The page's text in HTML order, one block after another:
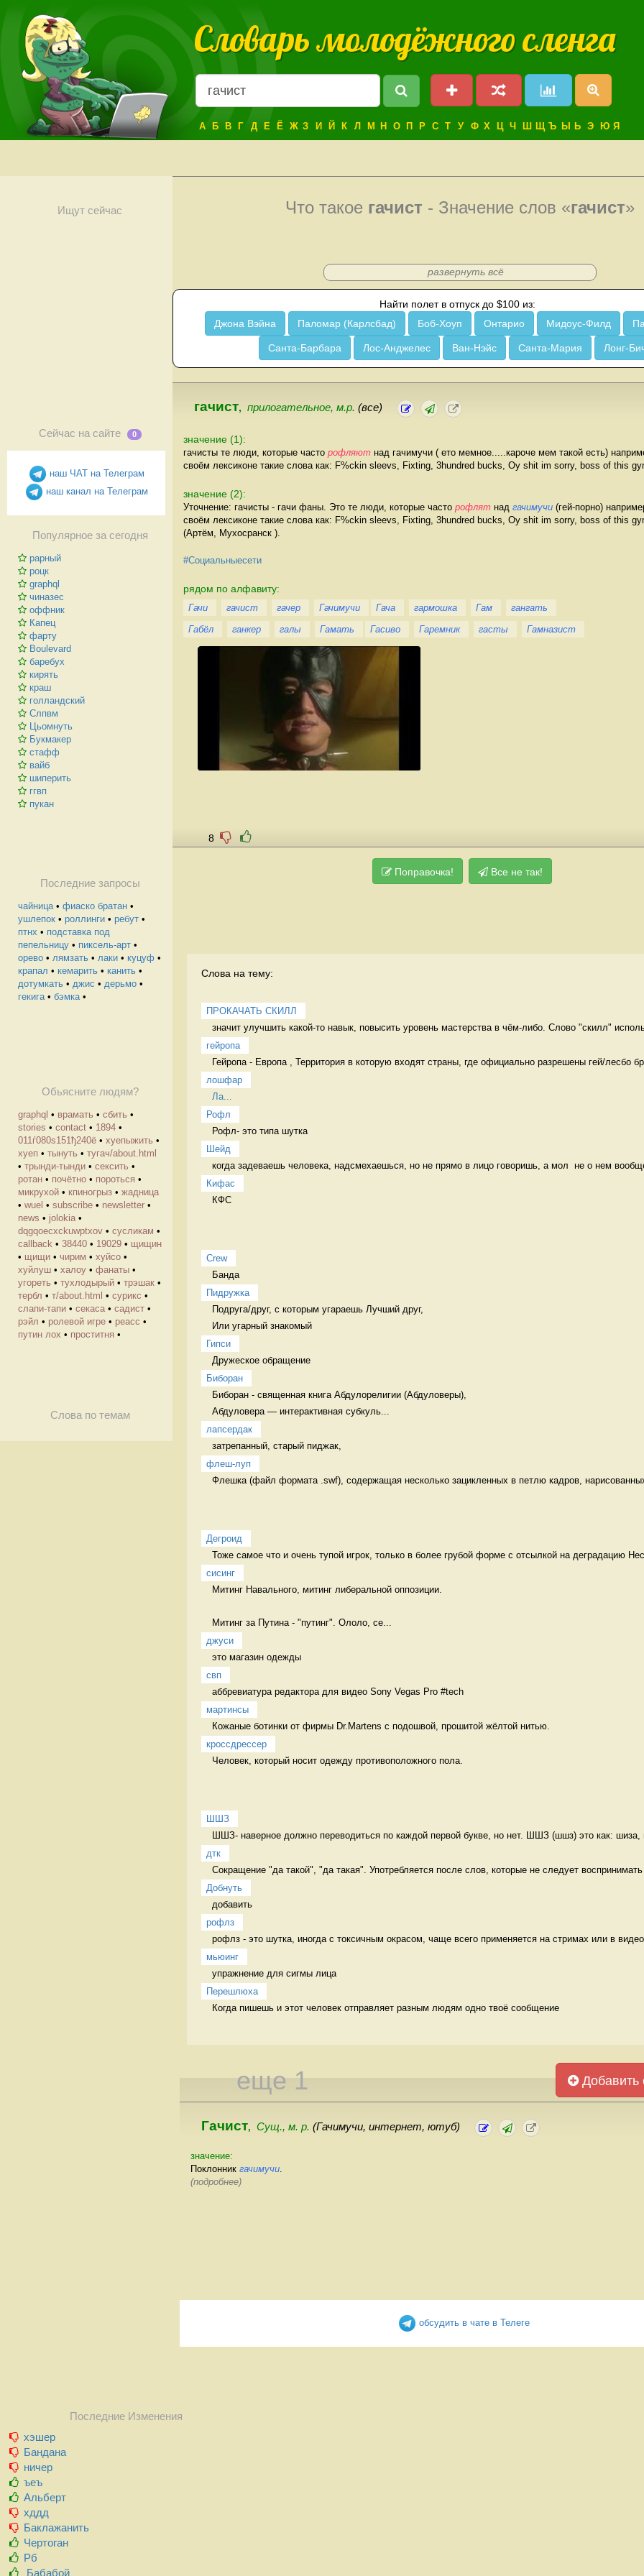
Словарь молодёжного сленга
А Б В Г Д Е Ё Ж З И Й К Л М Н О П Р С Т У Ф Х Ц Ч Ш Щ Ъ Ы Ь Э Ю Я
Ищут сейчас
Сейчас на сайте 0
наш ЧАТ на Телеграм
наш канал на Телеграм
Популярное за сегодня
рарный
роцк
graphql
чиназес
оффник
Капец
фарту
Boulevard
баребух
кирять
краш
голландский
Слпвм
Цьомнуть
Букмакер
стафф
вайб
шиперить
ггвп
пукан
Последние запросы
чайница• фиаско братан •
ушлепок • роллинги • ребут •
птнх • подставка под
пепельницу • пиксель-арт •
орево • лямзать • лаки • куцуф •
крапал • кемарить • канить •
дотумкать • джис • дерьмо •
гекига• бэмка•
Обьясните людям?
graphql • врамать • сбить •
stories • contact • 1894 •
011ѓ080ѕ151ђ240ё • хуепыжить •
хуеп • тынуть • тугач/about.html
• трынди-тынди • сексить •
ротан • почётно • пороться •
микрухой • кпиногрыз • жадница
• wuel • subscribe • newsletter •
news • jolokia •
dqgqoecxckuwptxov • cусликам •
callback • 38440 • 19029 • щищин
• щищи • чирим • хуйсо •
хуйлуш • халоу • фанаты •
угореть • тухлодырый • трэшак •
тербл • т/about.html • сурикс •
слапи-тапи • секаса • садист •
рэйл • ролевой игре • реасс •
путин лох • проститня •
Слова по темам
Что такое гачист - Значение слов «гачист»
развернуть всё
Найти полет в отпуск до $100 из:
Джона Вэйна
Паломар (Карлсбад) Боб-Хоуп Онтарио Мидоус-Филд
Санта-Барбара Лос-Анджелес Ван-Нэйс Санта-Мария Лонг-
гачист, прилогательное, м.р. (все)
значение (1):
гачисты те люди, которые часто рофляют над гачимучи ( ето мемное.....кароче мем такой есть)
своём лексиконе такие слова как: F%ckin sleevs, Fixting, 3hundred bucks, Oy shit im sorry, boss of this
значение (2):
Уточнение: гачисты - гачи фаны. Это те люди, которые часто рофлят над гачимучи (гей-порно)
своём лексиконе такие слова как: F%ckin sleevs, Fixting, 3hundred bucks, Oy shit im sorry, boss of this
(Артём, Мухосранск ).
#Социальныесети
рядом по алфавиту:
Гачи гачист гачер Гачимучи Гача гармошка Гам
гангать
Габёл
ганкер галы Гамать Гасиво Гаремник гасты Гамназист
8
Поправочка! Все не так!
Слова на тему:
ПРОКАЧАТЬ СКИЛЛ
значит улучшить какой-то навык, повысить уровень мастерства в чём-либо. Слово "скилл"
гейропа
Гейропа - Европа , Территория в которую входят страны, где официально разрешены гей/лесбо
лошфар
Ла...
Рофл
Рофл- это типа шутка
Шейд
когда задеваешь человека, надсмехаешься, но не прямо в лицо говоришь, а мол  не о нем
Кифас
КФС
Crew
Банда
Пидружка
Подруга/друг, с которым угараешь Лучший друг,
Или угарный знакомый
Гипси
Дружеское обращение
Биборан
Биборан - священная книга Абдулорелигии (Абдуловеры),
Абдуловера — интерактивная субкуль...
лапсердак
затрепанный, старый пиджак,
флеш-луп
Флешка (файл формата .swf), содержащая несколько зацикленных в петлю кадров,
Дегроид
Тоже самое что и очень тупой игрок, только в более грубой форме с отсылкой на деградацию
сисинг
Митинг Навального, митинг либеральной оппозиции.
Митинг за Путина - "путинг". Ололо, се...
джуси
это магазин одежды
свп
аббревиатура редактора для видео Sony Vegas Pro #tech
мартинсы
Кожаные ботинки от фирмы Dr.Martens с подошвой, прошитой жёлтой нитью.
кроссдрессер
Человек, который носит одежду противоположного пола.
ШШЗ
ШШЗ- наверное должно переводиться по каждой первой букве, но нет. ШШЗ (шшз) это как: шиза,
дтк
Сокращение "да такой", "да такая". Употребляется после слов, которые не следует
Добнуть
добавить
рофлз
рофлз - это шутка, иногда с токсичным окрасом, чаще всего применяется на стримах или в
мьюинг
упражнение для сигмы лица
Перешлюха
Когда пишешь и этот человек отправляет разным людям одно твоё сообщение
еще 1 Добавить
Гачист, Сущ., м. р. (Гачимучи, интернет, ютуб)
значение:
Поклонник гачимучи.
(подробнее)
обсудить в чате в Телеге
Последние Изменения
хэшер
Бандана
ничер
ъеъ
Альберт
хддд
Баклажанить
Чертоган
Рб
Бабабой